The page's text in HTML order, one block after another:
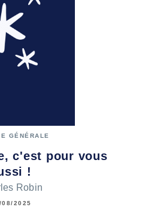
GÉNÉRALE
c'est pour vous
!
Robin
08/2025